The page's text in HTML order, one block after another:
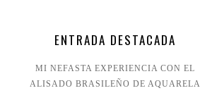
ENTRADA DESTACADA
MI NEFASTA EXPERIENCIA CON EL
ALISADO BRASILEÑO DE AQUARELA